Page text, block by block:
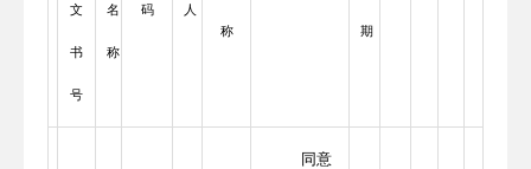
文
书
号
名
称
码 人
称 期
同意